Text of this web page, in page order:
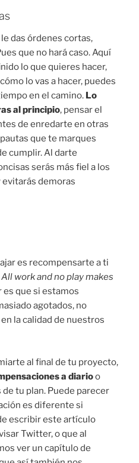
das órdenes cortas,
que no hará caso. Aquí
lo que quieres hacer,
lo vas a hacer, puedes
en el camino. Lo
al principio, pensar el
de enredarte en otras
que te marques
cumplir. Al darte
serás más fiel a los
evitarás demoras
es recompensarte a ti
All work and no play makes
es que si estamos
agotados, no
la calidad de nuestros
al final de tu proyecto,
a diarioo
tu plan. Puede parecer
es diferente si
escribir este artículo
Twitter, o que al
ver un capítulo de